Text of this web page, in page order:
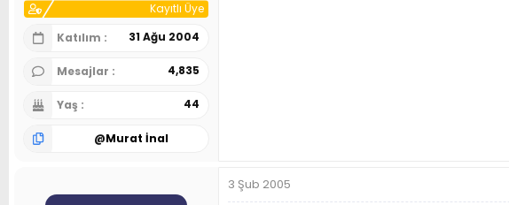
Kayıtlı Üye
Katılım
31 Ağu 2004
Mesajlar 4,835
Yaş 44
@Murat İnal
3 Şub 2005